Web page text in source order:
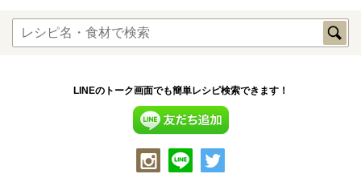
LINEのトーク画面でも簡単レシピ検索できます！